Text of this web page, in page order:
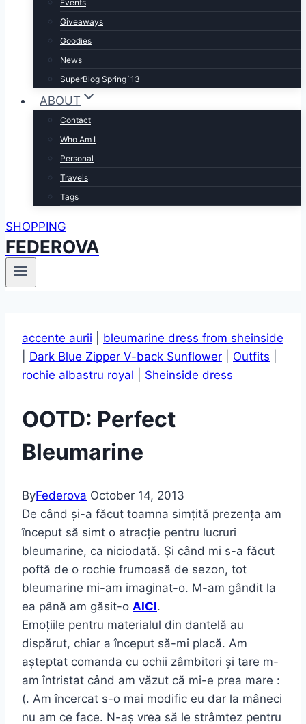
Events
Giveaways
Goodies
News
SuperBlog Spring`13
ABOUT
Contact
Who Am I
Personal
Travels
Tags
SHOPPING
FEDEROVA
accente aurii
bleumarine dress from sheinside
Dark Blue Zipper V-back Sunflower Outfits
rochie albastru royal
Sheinside dress
OOTD: Perfect
Bleumarine
ByFederova October 14, 2013
De când și-a făcut toamna simțită prezența am
început să simt o atracție pentru lucruri
bleumarine, ca niciodată. Și când mi s-a făcut
poftă de o rochie frumoasă de sezon, tot
bleumarine mi-am imaginat-o. M-am gândit la
ea până am găsit-o AICI.
Emoțiile pentru materialul din dantelă au
dispărut, chiar a început să-mi placă. Am
așteptat comanda cu ochii zâmbitori și tare m-
am întristat când am văzut că mi-e prea mare :
(. Am încercat s-o mai modific eu dar la mâneci
nu am ce face. N-aș vrea să le strâmtez pentru